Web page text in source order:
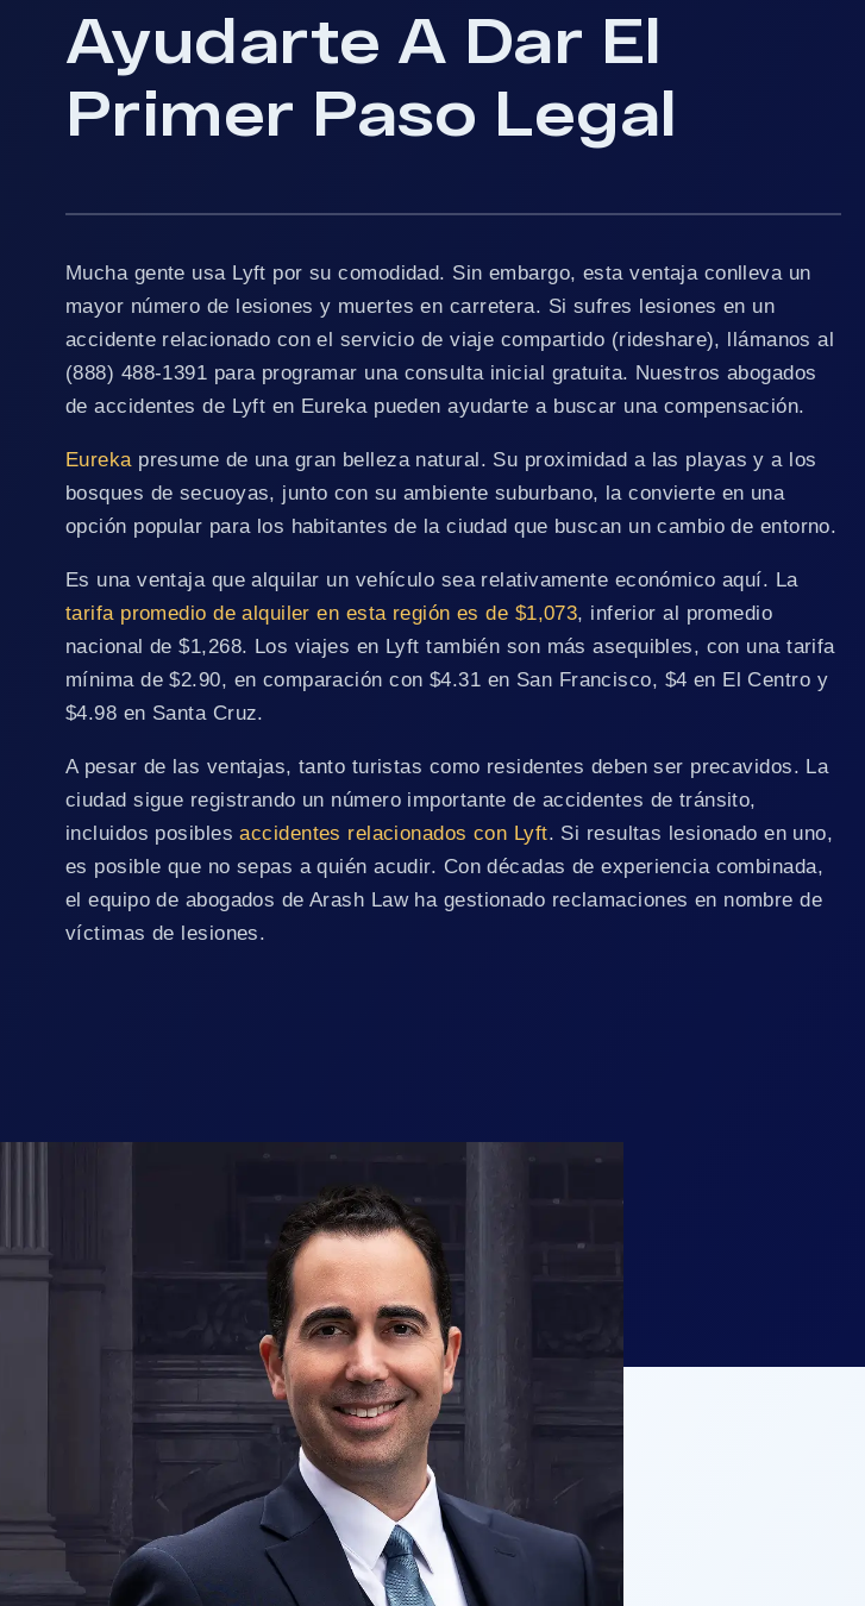
Ayudarte A Dar El
Primer Paso Legal
Mucha gente usa Lyft por su comodidad. Sin embargo, esta ventaja conlleva un
mayor número de lesiones y muertes en carretera. Si sufres lesiones en un
accidente relacionado con el servicio de viaje compartido (rideshare), llámanos al
(888) 488-1391 para programar una consulta inicial gratuita. Nuestros abogados
de accidentes de Lyft en Eureka pueden ayudarte a buscar una compensación.
Eurekapresume de una gran belleza natural. Su proximidad a las playas y a los
bosques de secuoyas, junto con su ambiente suburbano, la convierte en una
opción popular para los habitantes de la ciudad que buscan un cambio de entorno.
Es una ventaja que alquilar un vehículo sea relativamente económico aquí. La
tarifa promedio de alquiler en esta región es de $1,073, inferior al promedio
nacional de $1,268. Los viajes en Lyft también son más asequibles, con una tarifa
mínima de $2.90, en comparación con $4.31 en San Francisco, $4 en El Centro y
$4.98 en Santa Cruz.
A pesar de las ventajas, tanto turistas como residentes deben ser precavidos. La
ciudad sigue registrando un número importante de accidentes de tránsito,
incluidos posiblesaccidentes relacionados con Lyft. Si resultas lesionado en uno,
es posible que no sepas a quién acudir. Con décadas de experiencia combinada,
el equipo de abogados de Arash Law ha gestionado reclamaciones en nombre de
víctimas de lesiones.